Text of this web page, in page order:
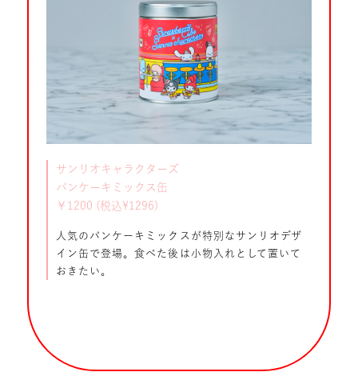
サンリオキャラクターズ
パンケーキミックス缶
￥1200 (税込¥1296)
人気のパンケーキミックスが特別なサンリオデザ
イン缶で登場。食べた後は小物入れとして置いて
おきたい。